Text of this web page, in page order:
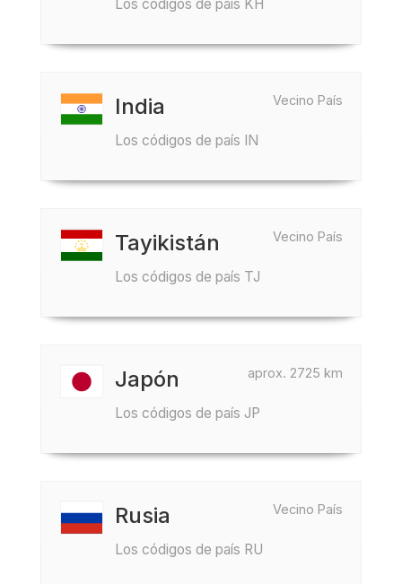
Los códigos de país KH
Vecino País
India
Los códigos de país IN
Vecino País
Tayikistán
Los códigos de país TJ
aprox. 2725 km
Japón
Los códigos de país JP
Vecino País
Rusia
Los códigos de país RU